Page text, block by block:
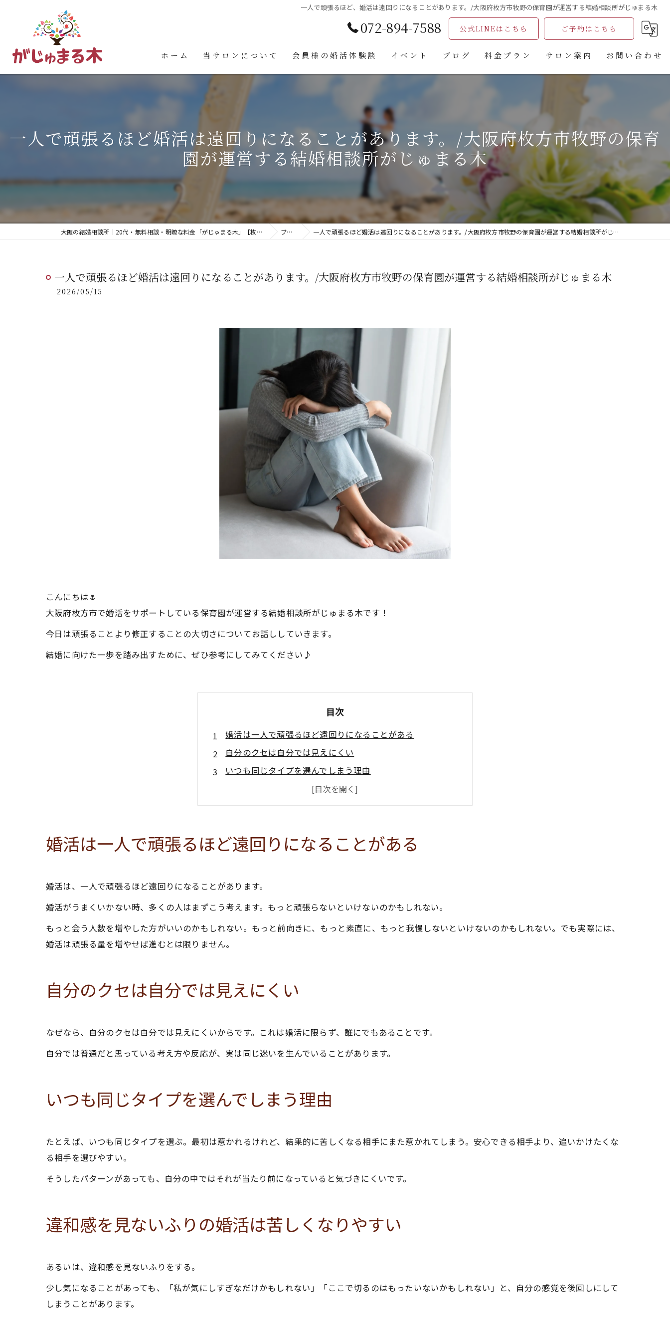
一人で頑張るほど、婚活は遠回りになることがあります。/大阪府枚方市牧野の保育園が運営する結婚相談所がじゅまる木
072-894-7588 公式LINEはこちら ご予約はこちら
ホーム 当サロンについて
婚活
占い
カウンセリング
会員様の婚活体験談 イベント ブログ 料金プラン サロン案内 お問い合わせ
がじゅまる木主催婚活パーティー申込フォーム
婚活パーティ申込
一人で頑張るほど婚活は遠回りになることがあります。/大阪府枚方市牧野の保育
園が運営する結婚相談所がじゅまる木
大阪の結婚相談所｜20代・無料相談・明瞭な料金「がじゅまる木」【枚方市】 ブログ 一人で頑張るほど婚活は遠回りになることがあります。/大阪府枚方市牧野の保育園が運営する結婚相談所がじゅまる木
一人で頑張るほど婚活は遠回りになることがあります。/大阪府枚方市牧野の保育園が運営する結婚相談所がじゅまる木
2026/05/15
こんにちは🌷
大阪府枚方市で婚活をサポートしている保育園が運営する結婚相談所がじゅまる木です！
今日は頑張ることより修正することの大切さについてお話ししていきます。
結婚に向けた一歩を踏み出すために、ぜひ参考にしてみてください♪
目次
婚活は一人で頑張るほど遠回りになることがある
自分のクセは自分では見えにくい
いつも同じタイプを選んでしまう理由
違和感を見ないふりの婚活は苦しくなりやすい
本音を言えず相手に合わせると結婚後もしんどくなりやすい
一人で整理しにくい方へ
婚活は一人で頑張るほど遠回りになることがある
婚活は、一人で頑張るほど遠回りになることがあります。
婚活がうまくいかない時、多くの人はまずこう考えます。もっと頑張らないといけないのかもしれない。
もっと会う人数を増やした方がいいのかもしれない。もっと前向きに、もっと素直に、もっと我慢しないといけないのかもしれない。でも実際には、
婚活は頑張る量を増やせば進むとは限りません。
自分のクセは自分では見えにくい
なぜなら、自分のクセは自分では見えにくいからです。これは婚活に限らず、誰にでもあることです。
自分では普通だと思っている考え方や反応が、実は同じ迷いを生んでいることがあります。
いつも同じタイプを選んでしまう理由
たとえば、いつも同じタイプを選ぶ。最初は惹かれるけれど、結果的に苦しくなる相手にまた惹かれてしまう。安心できる相手より、追いかけたくな
る相手を選びやすい。
そうしたパターンがあっても、自分の中ではそれが当たり前になっていると気づきにくいです。
違和感を見ないふりの婚活は苦しくなりやすい
あるいは、違和感を見ないふりをする。
少し気になることがあっても、「私が気にしすぎなだけかもしれない」「ここで切るのはもったいないかもしれない」と、自分の感覚を後回しにして
しまうことがあります。